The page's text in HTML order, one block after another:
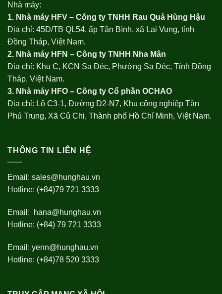
Nhà máy:
1. Nhà máy HFV – Công ty TNHH Rau Quả Hùng Hậu
Địa chỉ: 45D/TB QL54, ấp Tân Bình, xã Lai Vung, tỉnh
Đồng Tháp, Việt Nam.
2. Nhà máy HFN – Công ty TNHH Nha Mân
Địa chỉ: Khu C, KCN Sa Đéc, Phường Sa Đéc, Tỉnh Đồng
Tháp, Việt Nam.
3. Nhà máy HFO – Công ty Cổ phần OCHAO
Địa chỉ: Lô C3-1, Đường D2-N7, Khu công nghiệp Tân
Phú Trung, Xã Củ Chi, Thành phố Hồ Chí Minh, Việt Nam.
THÔNG TIN LIÊN HỆ
Email: sales@hunghau.vn
Hotline: (+84)79 721 3333
Email:
hana@hunghau.vn
Hotline: (+84) 79 721 3333
Email: yenn@hunghau.vn
Hotline: (+84)78 520 3333